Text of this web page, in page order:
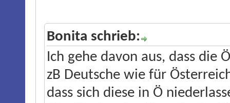
Bonita schrieb:
Ich gehe davon aus, dass die
zB Deutsche wie für
dass sich diese in Ö